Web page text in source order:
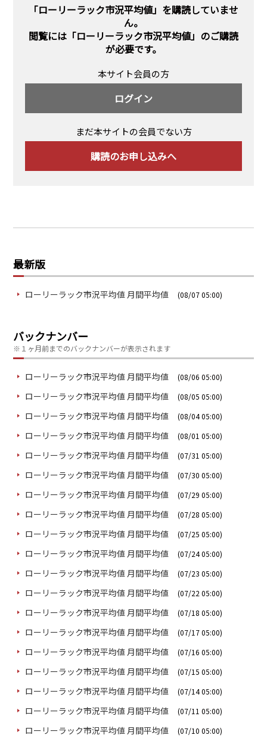
お問い合わせ
サイトマップ
Rim Energy Media(韓国語)
「ローリーラック市況平均値」を購読していませ
ん。
閲覧には 「ローリーラック市況平均値」のご購読
が必要です。
本サイト会員の方
ログイン
まだ本サイトの会員でない方
購読のお申し込みへ
最新版
ローリーラック市況平均値 月間平均値 (08/07 05:00)
バックナンバー
※１ヶ月前までのバックナンバーが表示されます
ローリーラック市況平均値 月間平均値 (08/06 05:00)
ローリーラック市況平均値 月間平均値 (08/05 05:00)
ローリーラック市況平均値 月間平均値 (08/04 05:00)
ローリーラック市況平均値 月間平均値 (08/01 05:00)
ローリーラック市況平均値 月間平均値 (07/31 05:00)
ローリーラック市況平均値 月間平均値 (07/30 05:00)
ローリーラック市況平均値 月間平均値 (07/29 05:00)
ローリーラック市況平均値 月間平均値 (07/28 05:00)
ローリーラック市況平均値 月間平均値 (07/25 05:00)
ローリーラック市況平均値 月間平均値 (07/24 05:00)
ローリーラック市況平均値 月間平均値 (07/23 05:00)
ローリーラック市況平均値 月間平均値 (07/22 05:00)
ローリーラック市況平均値 月間平均値 (07/18 05:00)
ローリーラック市況平均値 月間平均値 (07/17 05:00)
ローリーラック市況平均値 月間平均値 (07/16 05:00)
ローリーラック市況平均値 月間平均値 (07/15 05:00)
ローリーラック市況平均値 月間平均値 (07/14 05:00)
ローリーラック市況平均値 月間平均値 (07/11 05:00)
ローリーラック市況平均値 月間平均値 (07/10 05:00)